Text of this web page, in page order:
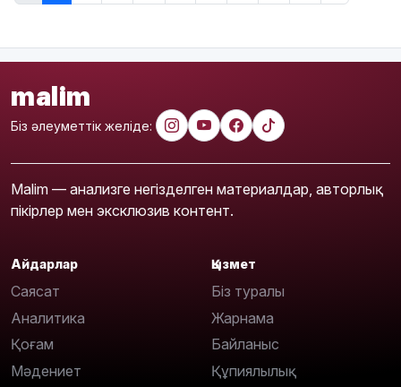
malim
Біз әлеуметтік желіде:
Malim — анализге негізделген материалдар, авторлық
пікірлер мен эксклюзив контент.
Айдарлар
Саясат
Аналитика
Қоғам
Мәдениет
Қызмет
Біз туралы
Жарнама
Байланыс
Құпиялылық